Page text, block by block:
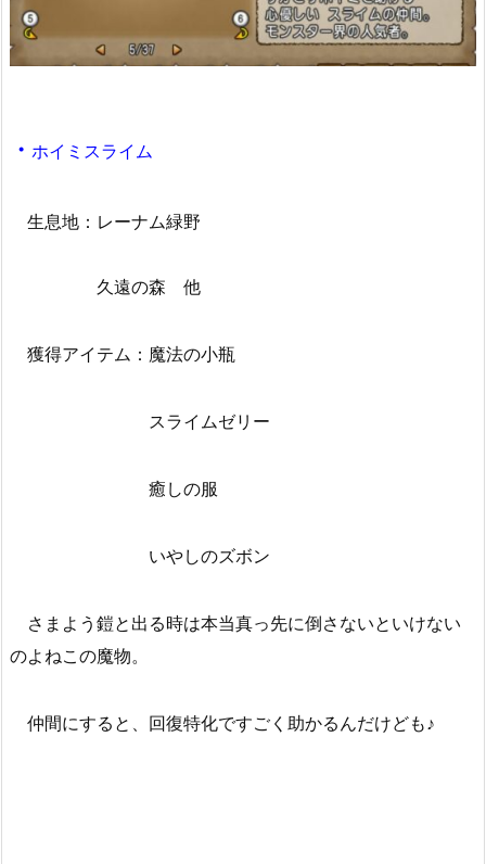
・ ホイミスライム
生息地：レーナム緑野
久遠の森 他
獲得アイテム：魔法の小瓶
スライムゼリー
癒しの服
いやしのズボン
さまよう鎧と出る時は本当真っ先に倒さないといけない
のよねこの魔物。
仲間にすると、回復特化ですごく助かるんだけども♪